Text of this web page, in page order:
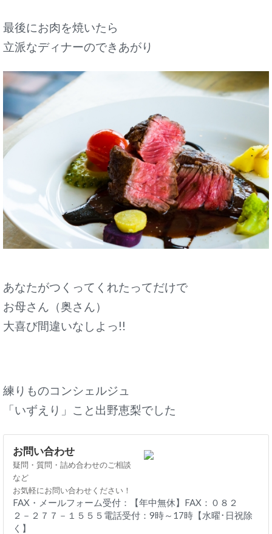
最後にお肉を焼いたら
立派なディナーのできあがり
あなたがつくってくれたってだけで
お母さん（奥さん）
大喜び間違いなしよっ!!
練りものコンシェルジュ
「いずえり」こと出野恵梨でした
お問い合わせ
疑問・質問・詰め合わせのご相談
など
お気軽にお問い合わせください！
FAX・メールフォーム受付：【年中無休】FAX：０８２
２－２７７－１５５５電話受付：9時～17時【水曜･日祝除
く】